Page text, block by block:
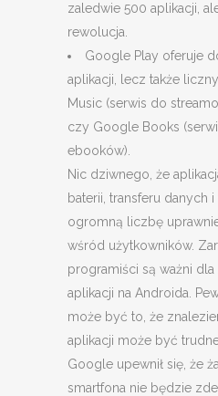
zaledwie 500 aplikacji,
rewolucja.
Google Play oferuje
aplikacji, lecz także
Music (serwis do
czy Google Books
ebooków).
Nic dziwnego, że
baterii, transferu danych
ogromną liczbę
wśród użytkowników.
programiści są ważni
aplikacji na Androida.
może być to, że
aplikacji może być
Google upewnił się, że
smartfona nie będzie